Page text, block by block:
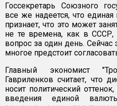
Госсекретарь Союзного
все же надеется, что
признает, что это может
не те времена, как в
вопрос за один день.
многое предстоит
Главный экономист
Гавриленков считает, что
носит политический
введения единой